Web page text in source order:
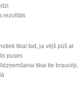
rezultāts
tikai tad, ja vējš pūš ar
puses
tikai tie braucēji,